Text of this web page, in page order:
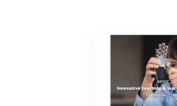
Páginas